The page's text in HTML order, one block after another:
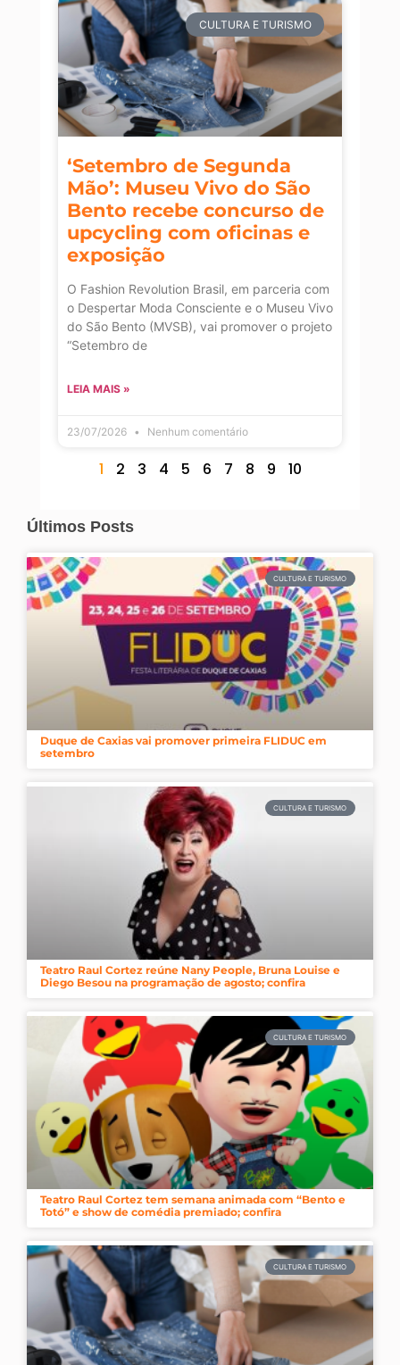
CULTURA E TURISMO
‘Setembro de Segunda
Mão’: Museu Vivo do São
Bento recebe concurso de
upcycling com oficinas e
exposição
O Fashion Revolution Brasil, em parceria com
o Despertar Moda Consciente e o Museu Vivo
do São Bento (MVSB), vai promover o projeto
“Setembro de
LEIA MAIS »
23/07/2026 Nenhum comentário
1 2 3 4 5 6 7 8 9 10
Últimos Posts
CULTURA E TURISMO
Duque de Caxias vai promover primeira FLIDUC em
setembro
CULTURA E TURISMO
Teatro Raul Cortez reúne Nany People, Bruna Louise e
Diego Besou na programação de agosto; confira
CULTURA E TURISMO
Teatro Raul Cortez tem semana animada com “Bento e
Totó” e show de comédia premiado; confira
CULTURA E TURISMO